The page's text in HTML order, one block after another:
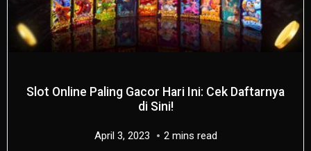
Slot Online Paling Gacor Hari Ini: Cek Daftarnya
di Sini!
April 3, 2023 2 mins read